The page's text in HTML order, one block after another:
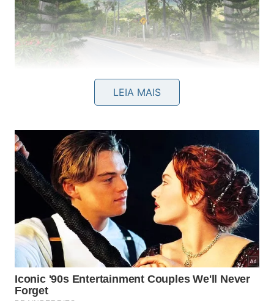
O portal do belo Vale do Empoçado, em Afonso Cláudio
Camila Karam/Turismo SA
A hospitalidade se refletiu em uma super mesa de
café da tarde com iguarias como o pudim de arroz,
pães e bolos caseiros, mel, caldo de cana extraído
na hora e os excelentes cafés regionais. O sítio
também oferece hospedagem e pode ser alugado
para eventos.
LEIA MAIS